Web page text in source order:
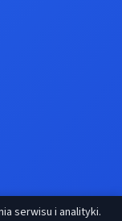
serwisu i analityki.